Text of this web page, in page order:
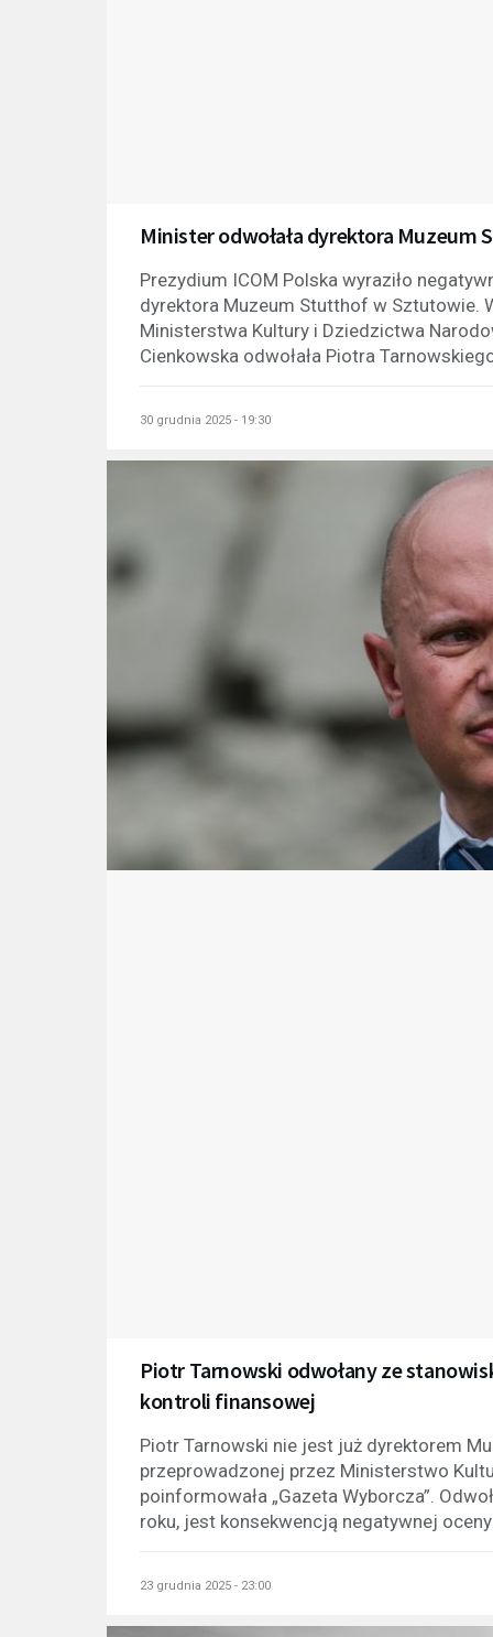
Minister odwołała dyrektora
Prezydium ICOM Polska wyraziło
dyrektora Muzeum Stutthof w Sztutowie.
Ministerstwa Kultury i Dziedzictwa
Cienkowska odwołała Piotra
30 grudnia 2025 - 19:30
Piotr Tarnowski odwołany ze
kontroli finansowej
Piotr Tarnowski nie jest już dyrektorem
przeprowadzonej przez Ministerstwo
poinformowała „Gazeta Wyborcza”.
roku, jest konsekwencją negatywnej
23 grudnia 2025 - 23:00